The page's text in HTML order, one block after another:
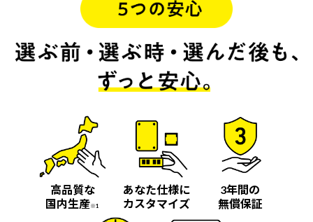
高品質な
国内生産※1
あなた仕様に
カスタマイズ
3年間の
無償保証